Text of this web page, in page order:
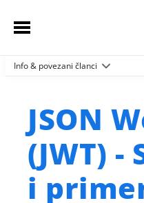
Početna stranica
Sačuvani članci
Kontakt
Info & povezani članci
JSON
(JWT)
i